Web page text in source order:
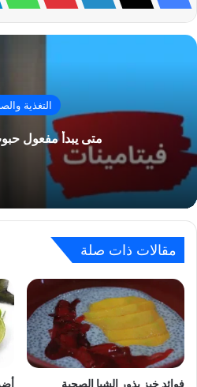
التغذية
متى يبدأ مفعول
مقالات ذات صلة
فوائد خبز بذور الشيا الصحية